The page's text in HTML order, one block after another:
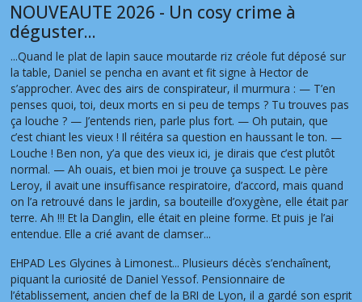
NOUVEAUTE 2026 - Un cosy crime à
déguster...
...Quand le plat de lapin sauce moutarde riz créole fut déposé sur
la table, Daniel se pencha en avant et fit signe à Hector de
s’approcher. Avec des airs de conspirateur, il murmura : — T’en
penses quoi, toi, deux morts en si peu de temps ? Tu trouves pas
ça louche ? — J’entends rien, parle plus fort. — Oh putain, que
c’est chiant les vieux ! Il réitéra sa question en haussant le ton. —
Louche ! Ben non, y’a que des vieux ici, je dirais que c’est plutôt
normal. — Ah ouais, et bien moi je trouve ça suspect. Le père
Leroy, il avait une insuffisance respiratoire, d’accord, mais quand
on l’a retrouvé dans le jardin, sa bouteille d’oxygène, elle était par
terre. Ah !!! Et la Danglin, elle était en pleine forme. Et puis je l’ai
entendue. Elle a crié avant de clamser...
EHPAD Les Glycines à Limonest... Plusieurs décès s’enchaînent,
piquant la curiosité de Daniel Yessof. Pensionnaire de
l’établissement, ancien chef de la BRI de Lyon, il a gardé son esprit